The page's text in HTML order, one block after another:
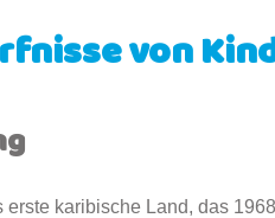
von
erste karibische Land, das